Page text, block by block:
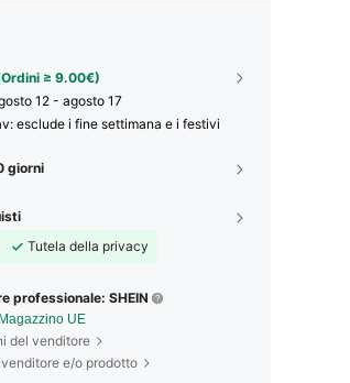
≥ 9.00€)
12 - agosto 17
esclude i fine settimana e i festivi
giorni
Tutela della privacy
professionale: SHEIN
Magazzino UE
del venditore
e/o prodotto